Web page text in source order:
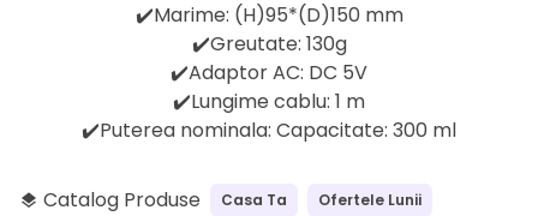
✔️Marime: (H)95*(D)150 mm
✔️Greutate: 130g
✔️Adaptor AC: DC 5V
✔️Lungime cablu: 1 m
✔️Puterea nominala: Capacitate: 300 ml
layers Catalog Produse Casa Ta Ofertele Lunii